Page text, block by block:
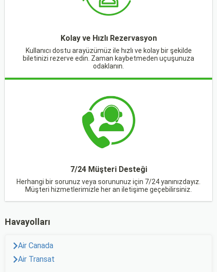
Kolay ve Hızlı Rezervasyon
Kullanıcı dostu arayüzümüz ile hızlı ve kolay bir şekilde
biletinizi rezerve edin. Zaman kaybetmeden uçuşunuza
odaklanın.
7/24 Müşteri Desteği
Herhangi bir sorunuz veya sorununuz için 7/24 yanınızdayız.
Müşteri hizmetlerimizle her an iletişime geçebilirsiniz.
Havayolları
Air Canada
Air Transat